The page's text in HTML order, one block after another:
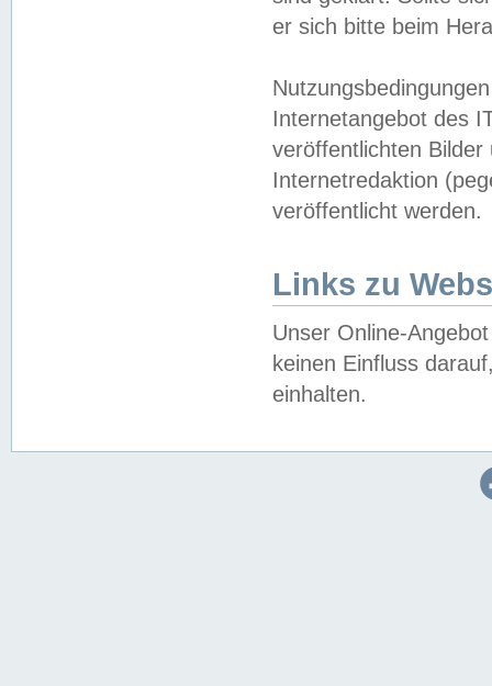
er sich bitte beim
Internetangebot des
veröffentlichten
Internetredaktion
veröffentlicht werden.
Links zu
Unser Online-
keinen Einfluss
einhalten.